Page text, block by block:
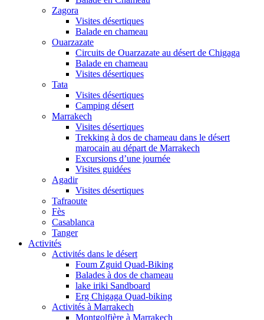
Zagora
Visites désertiques
Balade en chameau
Ouarzazate
Circuits de Ouarzazate au désert de Chigaga
Balade en chameau
Visites désertiques
Tata
Visites désertiques
Camping désert
Marrakech
Visites désertiques
Trekking à dos de chameau dans le désert
marocain au départ de Marrakech
Excursions d’une journée
Visites guidées
Agadir
Visites désertiques
Tafraoute
Fès
Casablanca
Tanger
Activités
Activités dans le désert
Foum Zguid Quad-Biking
Balades à dos de chameau
lake iriki Sandboard
Erg Chigaga Quad-biking
Activités à Marrakech
Montgolfière à Marrakech